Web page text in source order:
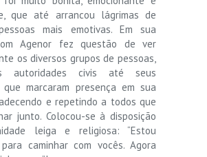
que até arrancou lágrimas de
mais emotivas. Em sua
Agenor fez questão de ver
os diversos grupos de pessoas,
autoridades civis até seus
que marcaram presença em sua
e repetindo a todos que
junto. Colocou-se à disposição
leiga e religiosa: “Estou
caminhar com vocês. Agora